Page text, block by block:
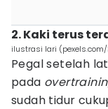
2. Kaki terus
ilustrasi lari (pexels.com/
Pegal setelah
pada
sudah tidur